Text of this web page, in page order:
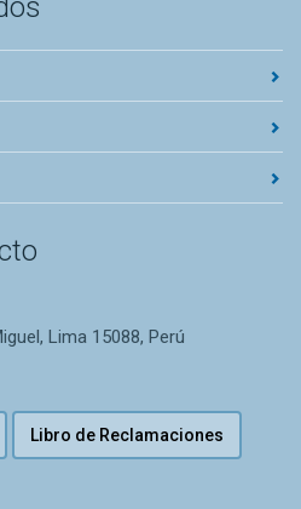
Lima 15088, Perú
Libro de Reclamaciones